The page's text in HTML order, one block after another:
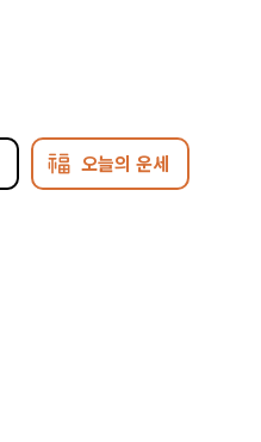
오늘의 운세